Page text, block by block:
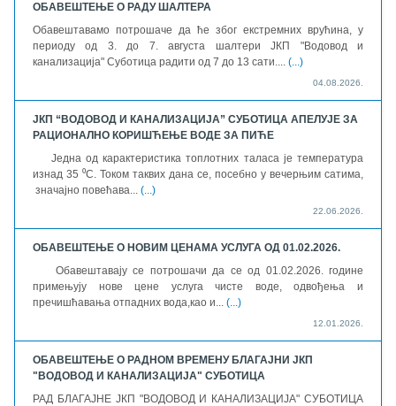
ОБАВЕШТЕЊЕ О РАДУ ШАЛТЕРА
Обавештавамо потрошаче да ће због екстремних врућина, у
периоду од 3. до 7. августа шалтери ЈКП "Водовод и
канализација" Суботица радити од 7 до 13 сати.... (...)
04.08.2026.
ЈКП “ВОДОВОД И КАНАЛИЗАЦИЈА” СУБОТИЦА АПЕЛУЈЕ ЗА
РАЦИОНАЛНО КОРИШЋЕЊЕ ВОДЕ ЗА ПИЋЕ
Једна од карактеристика топлотних таласа је температура
изнад 35 ⁰C. Током таквих дана се, посебно у вечерњим сатима,
значајно повећава... (...)
22.06.2026.
OБАВЕШТЕЊЕ О НОВИМ ЦЕНАМА УСЛУГА ОД 01.02.2026.
Обавештавају се потрошачи да се од 01.02.2026. године
примењују нове цене услуга чисте воде, одвођења и
пречишћавања отпадних вода,као и... (...)
12.01.2026.
ОБАВЕШТЕЊЕ О РАДНОМ ВРЕМЕНУ БЛАГАЈНИ ЈКП
"ВОДОВОД И КАНАЛИЗАЦИЈА" СУБОТИЦА
РАД БЛАГАЈНЕ ЈКП "ВОДОВОД И КАНАЛИЗАЦИЈА" СУБОТИЦА